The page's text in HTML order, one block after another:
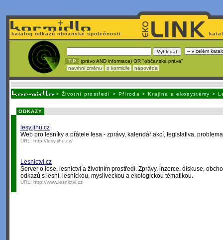
katalog odkazů občanské společnosti
! TIP : (právo AND informace) OR "občanská práva"
navrhni změnu
o kormidle nápověda
> Životní prostředí > Příroda >Krajina a ekosystémy >
ODKAZY
lesy.jihu.cz
Web pro lesníky a přátele lesa - zprávy, kalendář akcí, legislativa,
URL: http://lesy.jihu.cz/
Lesnictvi.cz
Server o lese, lesnictví a životním prostředí. Zprávy, inzerce, diskuse,
odkazů s lesní, lesnickou, mysliveckou a ekologickou tématikou.
URL: http://www.lesnictvi.cz